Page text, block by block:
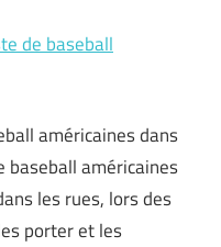
de baseball
américaines dans
baseball américaines
les rues, lors des
porter et les